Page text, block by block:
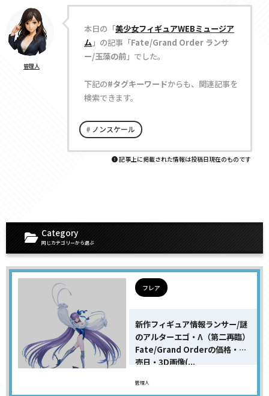
管理人
本日の「美少女フィギュアWEBミュージア
ム」の記事「Fate/Grand Order ランサ
ー/玉藻の前」でした。
下記の#タグキーワードからも、関連記事を
検索できます。
ノンスケール
記事上に掲載された情報は投稿日現在のものです
Category
同じカテゴリーから選ぶ
フレア
新作フィギュア情報ランサー/謎
のアルターエゴ・Λ（第二再臨）
Fate/Grand Orderの価格・発
売日・3D画像(...
管理人